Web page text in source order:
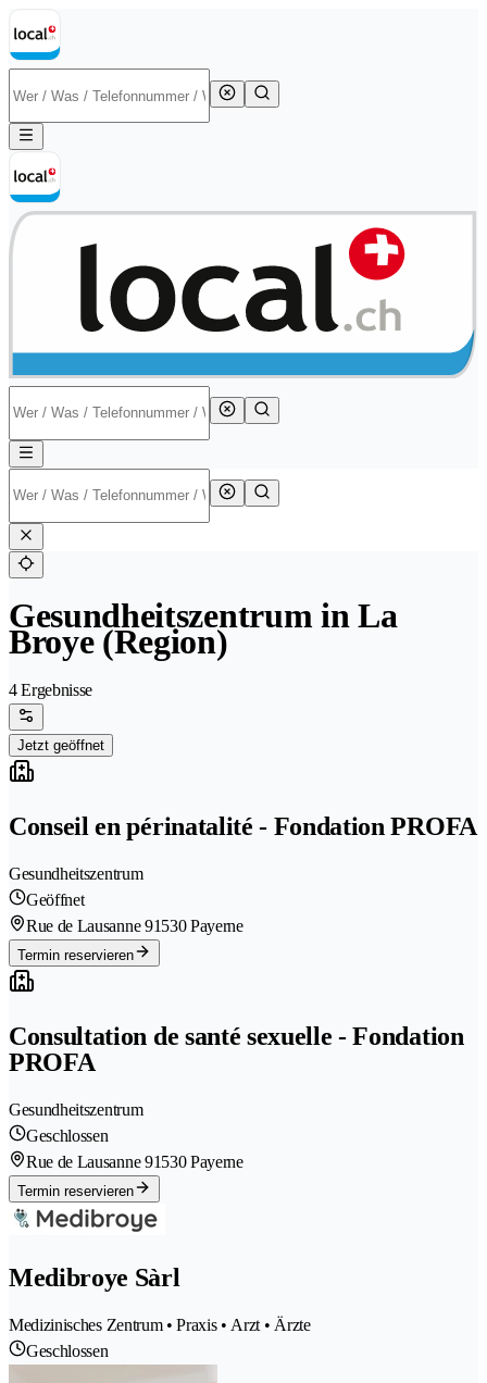
Gesundheitszentrum in La
Broye (Region)
4 Ergebnisse
Jetzt geöffnet
Conseil en périnatalité - Fondation PROFA
Gesundheitszentrum
Geöffnet
Rue de Lausanne 91530 Payerne
Termin reservieren
Consultation de santé sexuelle - Fondation
PROFA
Gesundheitszentrum
Geschlossen
Rue de Lausanne 91530 Payerne
Termin reservieren
Medibroye Sàrl
Medizinisches Zentrum • Praxis • Arzt • Ärzte
Geschlossen